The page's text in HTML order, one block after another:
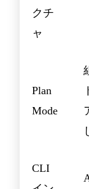
クチ
ャ
Plan
Mode
CLI